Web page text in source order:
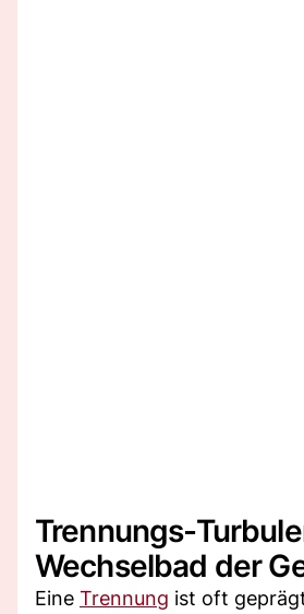
Trennungs-
Wechselbad der
Eine Trennung ist oft